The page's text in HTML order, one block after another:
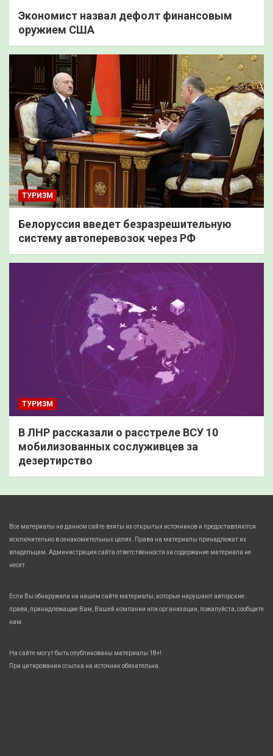
Экономист назвал дефолт финансовым
оружием США
ТУРИЗМ
Белоруссия введет безразрешительную
систему автоперевозок через РФ
ТУРИЗМ
В ЛНР рассказали о расстреле ВСУ 10
мобилизованных сослуживцев за
дезертирство
Все материалы на данном сайте взяты из открытых источников и предоставляются
исключительно в ознакомительных целях. Права на материалы принадлежат их
владельцам. Администрация сайта ответственности за содержание материала не
несет.
Если Вы обнаружили на нашем сайте материалы, которые нарушают авторские
права, принадлежащие Вам, Вашей компании или организации, пожалуйста, сообщите
нам.
На сайте могут быть опубликованы материалы 18+!
При цитировании ссылка на источник обязательна.